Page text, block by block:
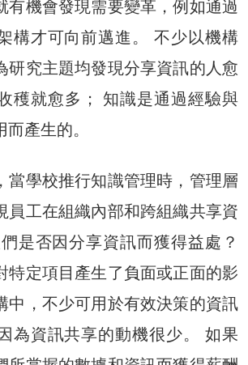
有機會發現需要變革，例如通過
構才可向前邁進。 不少以機構
研究主題均發現分享資訊的人愈
穫就愈多； 知識是通過經驗與
產生的。
當學校推行知識管理時，管理層
員工在組織內部和跨組織共享資
是否因分享資訊而獲得益處？
特定項目產生了負面或正面的影
中，不少可用於有效決策的資訊
為資訊共享的動機很少。 如果